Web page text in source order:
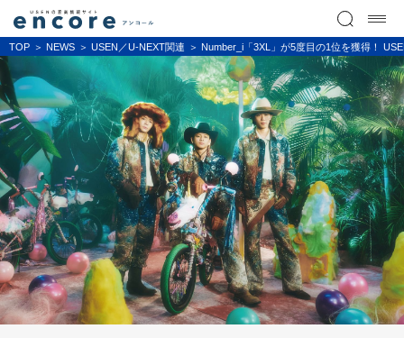
TOP NEWS USEN／U-NEXT関連 Number_i「3XL」が5度目の1位を獲得！